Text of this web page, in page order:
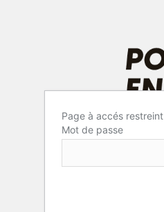
Page à accés restreint
Mot de passe